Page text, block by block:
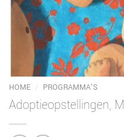
HOME / PROGRAMMA'S
Adoptieopstellingen,